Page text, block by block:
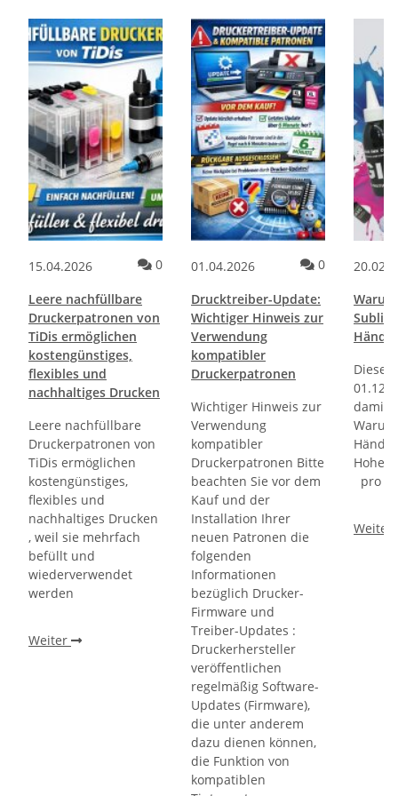
15.04.2026 Kommentare
0
Leere nachfüllbare
Druckerpatronen von
TiDis ermöglichen
kostengünstiges,
flexibles und
nachhaltiges Drucken
Leere nachfüllbare
Druckerpatronen von
TiDis ermöglichen
kostengünstiges,
flexibles und
nachhaltiges Drucken
, weil sie mehrfach
befüllt und
wiederverwendet
werden
Weiter
01.04.2026 Kommentare
0
Drucktreiber-Update:
Wichtiger Hinweis zur
Verwendung
kompatibler
Druckerpatronen
Wichtiger Hinweis zur
Verwendung
kompatibler
Druckerpatronen Bitte
beachten Sie vor dem
Kauf und der
Installation Ihrer
neuen Patronen die
folgenden
Informationen
bezüglich Drucker-
Firmware und
Treiber-Updates :
Druckerhersteller
veröffentlichen
regelmäßig Software-
Updates (Firmware),
die unter anderem
dazu dienen können,
die Funktion von
kompatiblen
Diese
damit
Hohe
pro
Weiter